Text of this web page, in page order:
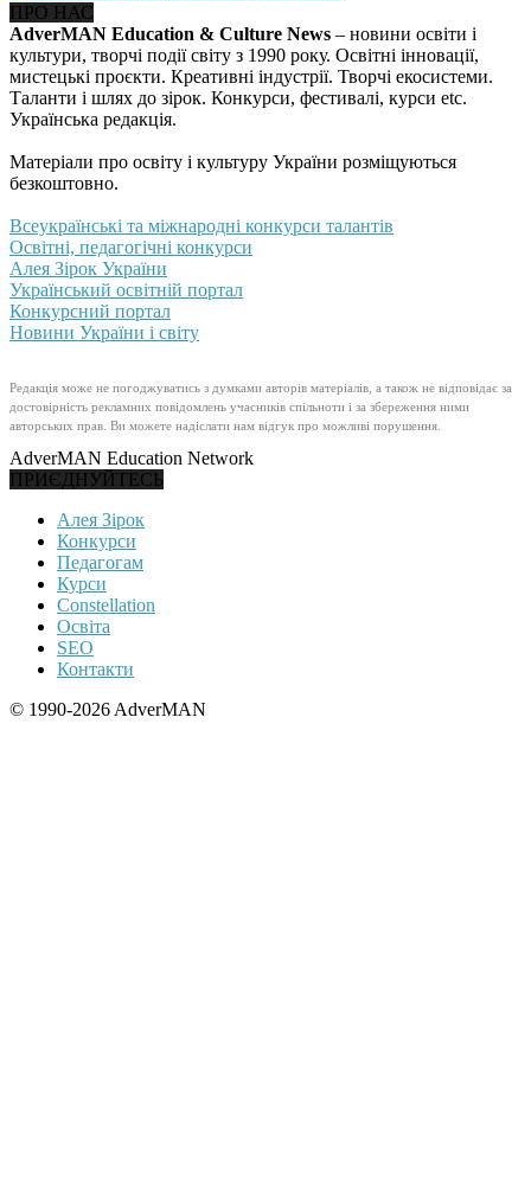
ПРО НАС
AdverMAN Education & Culture News – новини освіти і
культури, творчі події світу з 1990 року. Освітні інновації,
мистецькі проєкти. Креативні індустрії. Творчі екосистеми.
Таланти і шлях до зірок. Конкурси, фестивалі, курси etc.
Українська редакція.
Матеріали про освіту і культуру України розміщуються
безкоштовно.
Всеукраїнські та міжнародні конкурси талантів
Освітні, педагогічні конкурси
Алея Зірок України
Український освітній портал
Конкурсний портал
Новини України і світу
Редакція може не погоджуватись з думками авторів матеріалів, а також не відповідає за
достовірність рекламних повідомлень учасників спільноти і за збереження ними
авторських прав. Ви можете надіслати нам відгук про можливі порушення.
AdverMAN Education Network
ПРИЄДНУЙТЕСЬ
Алея Зірок
Конкурси
Педагогам
Курси
Constellation
Освіта
SEO
Контакти
© 1990-2026 AdverMAN